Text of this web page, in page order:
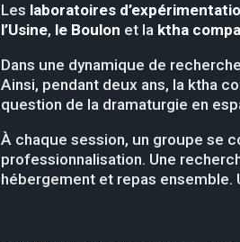
Les laboratoires
l’Usine, le Boulon et la ktha
Dans une dynamique de
Ainsi, pendant deux ans, la ktha
question de la dramaturgie en
À chaque session, un groupe se
professionnalisation. Une
hébergement et repas